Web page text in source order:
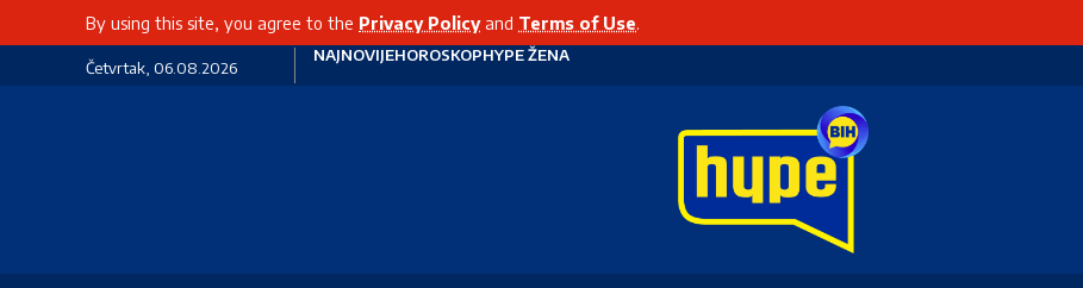
By using this site, you agree to the Privacy Policyand Terms of Use.
Četvrtak, 06.08.2026
NAJNOVIJEHOROSKOPHYPE ŽENA